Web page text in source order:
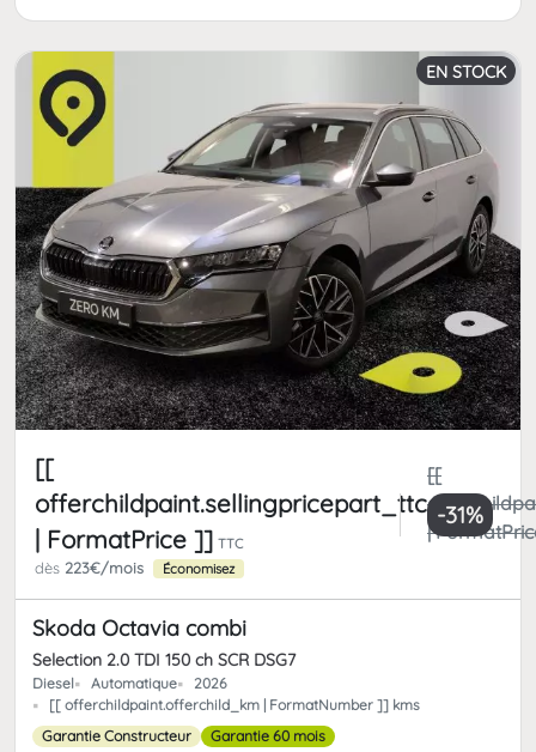
EN STOCK
[[
offerchildpaint.sellingpricepart_ttc
| FormatPrice ]] TTC
[[
|
dès 223€/mois Économisez
-31%
Skoda Octavia combi
Selection 2.0 TDI 150 ch SCR DSG7
Diesel Automatique
2026
[[ offerchildpaint.offerchild_km | FormatNumber ]] kms
Garantie Constructeur
Garantie 60 mois